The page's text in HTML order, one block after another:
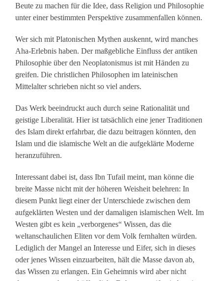
Beute zu machen für die Idee, dass Religion und Philosophie
unter einer bestimmten Perspektive zusammenfallen können.
Wer sich mit Platonischen Mythen auskennt, wird manches
Aha-Erlebnis haben. Der maßgebliche Einfluss der antiken
Philosophie über den Neoplatonismus ist mit Händen zu
greifen. Die christlichen Philosophen im lateinischen
Mittelalter schrieben nicht so viel anders.
Das Werk beeindruckt auch durch seine Rationalität und
geistige Liberalität. Hier ist tatsächlich eine jener Traditionen
des Islam direkt erfahrbar, die dazu beitragen könnten, den
Islam und die islamische Welt an die aufgeklärte Moderne
heranzuführen.
Interessant dabei ist, dass Ibn Tufail meint, man könne die
breite Masse nicht mit der höheren Weisheit belehren: In
diesem Punkt liegt einer der Unterschiede zwischen dem
aufgeklärten Westen und der damaligen islamischen Welt. Im
Westen gibt es kein „verborgenes“ Wissen, das die
weltanschaulichen Eliten vor dem Volk fernhalten würden.
Lediglich der Mangel an Interesse und Eifer, sich in dieses
oder jenes Wissen einzuarbeiten, hält die Masse davon ab,
das Wissen zu erlangen. Ein Geheimnis wird aber nicht